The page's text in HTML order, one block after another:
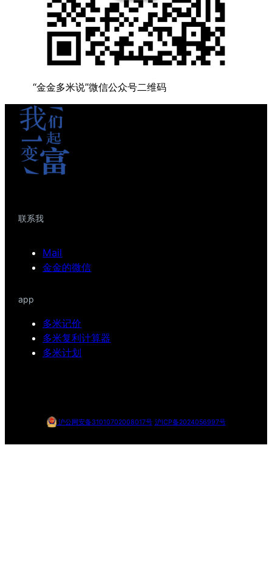
“金金多米说”微信公众号二维码
联系我
Mail
金金的微信
app
多米记价
多米复利计算器
多米计划
沪公网安备31010702008017号 沪ICP备2024056997号